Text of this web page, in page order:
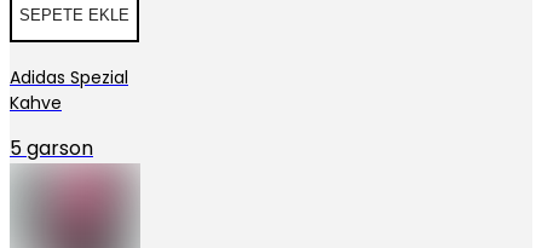
SEPETE EKLE
Adidas Spezial
Kahve
5 garson